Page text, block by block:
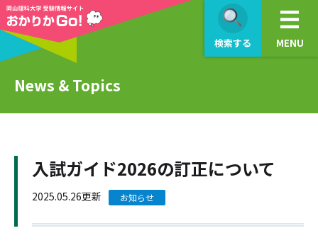
検索する MENU
News & Topics
入試ガイド2026の訂正について
2025.05.26更新 お知らせ